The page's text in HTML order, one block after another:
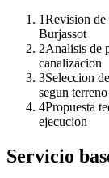
1Revision de
Burjassot
2Analisis de
canalizacion
3Seleccion
segun
4Propuesta
ejecucion
Servicio